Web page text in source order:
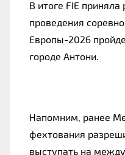
В итоге FIE
проведения
Европы-2026
городе Антони.
Напомним, ранее
фехтования
выступать на